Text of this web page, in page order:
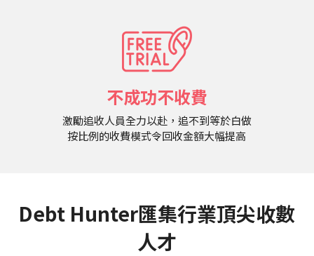
不成功不收費
激勵追收人員全力以赴，追不到等於白做
按比例的收費模式令回收金額大幅提高
Debt Hunter匯集行業頂尖收數
人才